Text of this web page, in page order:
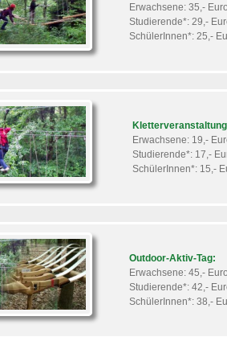
Erwachsene: 35,-
Studierende*: 29,-
SchülerInnen*: 25,-
Erwachsene: 19,-
Studierende*: 17,-
SchülerInnen*: 15,-
Outdoor-Aktiv-Tag:
Erwachsene: 45,-
Studierende*: 42,-
SchülerInnen*: 38,-